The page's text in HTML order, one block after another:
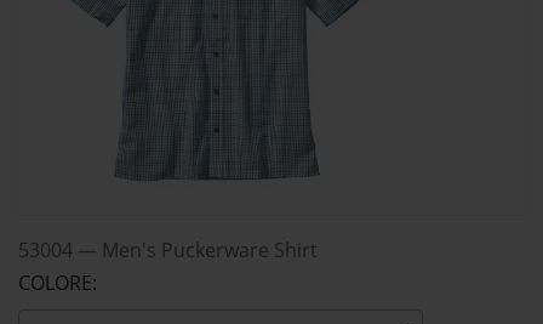
53004 — Men's Puckerware Shirt
COLORE: